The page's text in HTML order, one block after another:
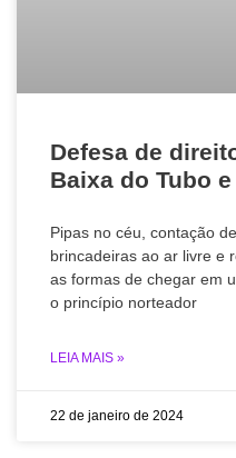
Defesa de
Baixa do Tubo
Pipas no céu, contação
brincadeiras ao ar livre e
as formas de chegar em
o princípio norteador
LEIA MAIS »
22 de janeiro de 2024